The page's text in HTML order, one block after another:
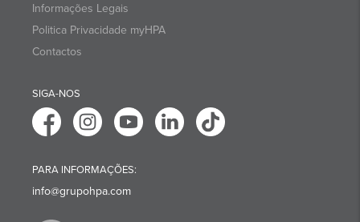
Informações Legais
Politica Privacidade myHPA
Contactos
SIGA-NOS
PARA INFORMAÇÕES:
info@grupohpa.com